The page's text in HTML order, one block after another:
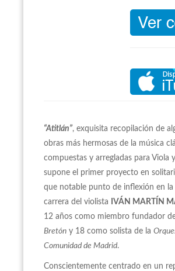
“Atitlán”, exquisita recopilación de
obras más hermosas de la música
compuestas y arregladas para Viola
supone el primer proyecto en
que notable punto de inflexión en
carrera del violista
IVÁN MARTÍN
12 años como miembro fundador
Bretón y 18 como solista de la
Comunidad de Madrid.
Conscientemente centrado en un